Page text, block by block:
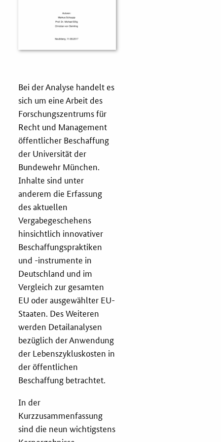
Fristenassistent
KOINNOvationsplatz
LZK-Rechner
Preis-Leistungs-Gewichtungs-Check
Toolbox
Vergabe-Wahl-O-Mat
Zertifizierung
Startups & innovative KMU
Services
Öffentliche Beschaffung
Toolbox
KOINNOvationsplatz
Praxisbeispiele
Marketing-Guide
Playbook
Bei der Analyse handelt es
sich um eine Arbeit des
Forschungszentrums für
Recht und Management
öffentlicher Beschaffung
der Universität der
Bundewehr München.
Inhalte sind unter
anderem die Erfassung
des aktuellen
Vergabegeschehens
hinsichtlich innovativer
Beschaffungspraktiken
und -instrumente in
Deutschland und im
Vergleich zur gesamten
EU oder ausgewählter EU-
Staaten. Des Weiteren
werden Detailanalysen
bezüglich der Anwendung
der Lebenszykluskosten in
der öffentlichen
Beschaffung betrachtet.
In der
Kurzzusammenfassung
sind die neun wichtigstens